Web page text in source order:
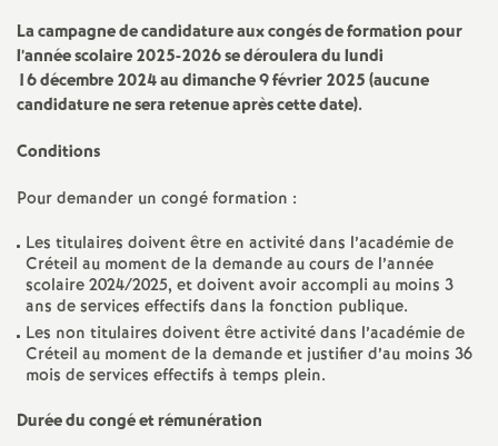
a
l
s
E
n
La campagne de candidature aux congés de formation pour
l’année scolaire 2025-2026 se déroulera du lundi
16 décembre 2024 au dimanche 9 février 2025 (aucune
candidature ne sera retenue après cette date).
Conditions
Pour demander un congé formation :
Les titulaires doivent être en activité dans l’académie de
Créteil au moment de la demande au cours de l’année
scolaire 2024/2025, et doivent avoir accompli au moins 3
ans de services effectifs dans la fonction publique.
Les non titulaires doivent être activité dans l’académie de
Créteil au moment de la demande et justifier d’au moins 36
mois de services effectifs à temps plein.
Durée du congé et rémunération